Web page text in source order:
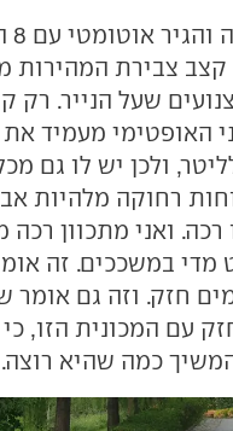
קצב צבירת המהירות
שעל הנייר. רק
האופטימי מעמיד
רחוקה מלהיות
רכה. ואני מתכוון רכה
מדי במשככים. זה
חזק. וזה גם
עם המכונית הזו,
כמה שהיא רוצה.